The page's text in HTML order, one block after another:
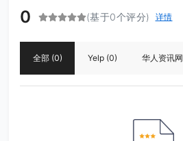
0 (基于0个评分) 详情
全部 (0) Yelp (0) 华人资讯网